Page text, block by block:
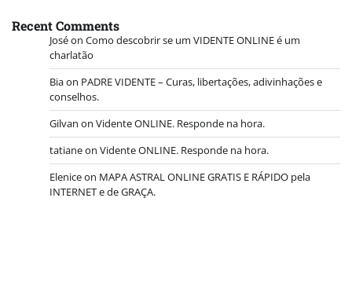
Recent Comments
Joséon Como descobrir se um VIDENTE ONLINE é um
charlatão
Biaon PADRE VIDENTE – Curas, libertações, adivinhações e
conselhos.
Gilvan on Vidente ONLINE. Responde na hora.
tatianeon Vidente ONLINE. Responde na hora.
Eleniceon MAPA ASTRAL ONLINE GRATIS E RÁPIDO pela
INTERNET e de GRAÇA.